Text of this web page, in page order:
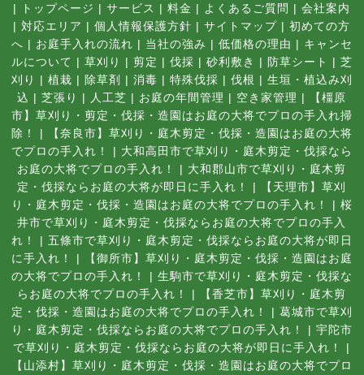
| トップページ | サービス | 料金 | よくあるご質問 | 会社案内
| 対応エリア | 個人情報保護方針 | サイトマップ | 初めての方
へ | お庭手入れの流れ | 当社の強み | 低価格の理由 | キャンセ
ルについて | 草刈り | 剪定 | 伐採 | 砂利敷き | 防草シート | 芝
刈り
| 植栽 | 除草剤 | 消毒 | 特殊伐採 | 伐根 | 生垣・植込み刈
込 | 芝張り | 人工芝 | お庭の年間管理 | 空き家管理 |
【橿原
市】草刈り・剪定・伐採・造園はお庭の大将でプロの手入れ掃
除！
|
【奈良市】草刈り・庭木剪定・伐採・造園はお庭の大将
でプロの手入れ！
| 大和高田市で草刈り・庭木剪定・伐採なら
お庭の大将でプロの手入れ！
| 大和郡山市で草刈り・庭木剪
定・伐採ならお庭の大将が即日に手入れ！
|
【天理市】草刈
り・庭木剪定・伐採・造園はお庭の大将でプロの手入れ！
| 桜
井市で草刈り・庭木剪定・伐採ならお庭の大将でプロの手入
れ！
| 五條市で草刈り・庭木剪定・伐採ならお庭の大将が即日
に手入れ！
|
【御所市】草刈り・庭木剪定・伐採・造園はお庭
の大将でプロの手入れ！
| 生駒市で草刈り・庭木剪定・伐採な
らお庭の大将でプロの手入れ！
|
【香芝市】草刈り・庭木剪
定・伐採・造園はお庭の大将でプロの手入れ！
| 葛城市で草刈
り・庭木剪定・伐採ならお庭の大将でプロの手入れ！
| 宇陀市
で草刈り・庭木剪定・伐採ならお庭の大将が即日に手入れ！
|
【山添村】草刈り・庭木剪定・伐採・造園はお庭の大将でプロ